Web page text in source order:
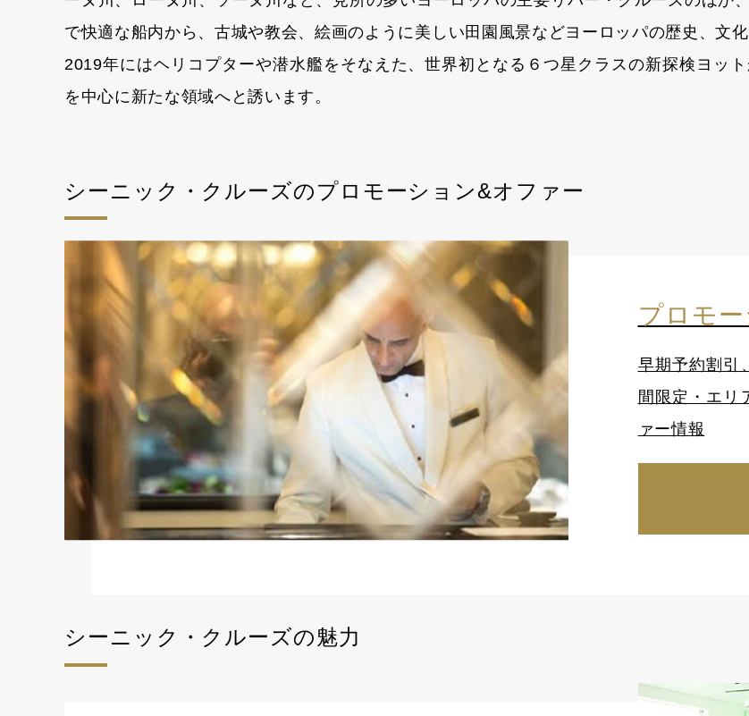
で快適な船内から、古城や教会、絵画のように美しい田園風景などヨーロッパの歴史、文
2019年にはヘリコプターや潜水艦をそなえた、世界初となる６つ星クラスの新探検ヨッ
を中心に新たな領域へと誘います。
シーニック・クルーズのプロモーション&オファー
プロモ
早期予約割引
間限定・エリ
ァー情報
シーニック・クルーズの魅力